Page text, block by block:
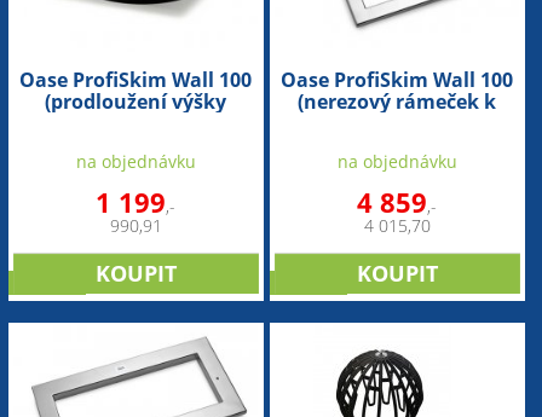
Oase ProfiSkim Wall 100
(prodloužení výšky
na objednávku
1 199,-
990,91
Oase ProfiSkim Wall 100
(nerezový rámeček k
na objednávku
4 859,-
4 015,70